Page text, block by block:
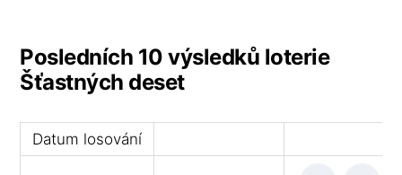
Posledních 10 výsledků loterie
Šťastných deset
Datum losování